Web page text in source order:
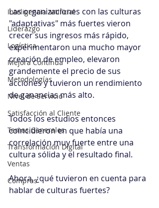
Inteligencia artificial
Liderazgo
Logística
Mejora Continua
Metodologías
Nivel de Servicio
Satisfacción al Cliente
Temas Generales
Transformación Digital
Ventas
Compras
Las organizaciones con las culturas
"adaptativas" más fuertes vieron
crecer sus ingresos más rápido,
experimentaron una mucho mayor
creación de empleo, elevaron
grandemente el precio de sus
acciones y tuvieron un rendimiento
de ganancias más alto.
Todos los estudios entonces
coincidieron en que había una
correlación muy fuerte entre una
cultura sólida y el resultado final.
Ahora, ¿qué tuvieron en cuenta para
hablar de culturas fuertes?